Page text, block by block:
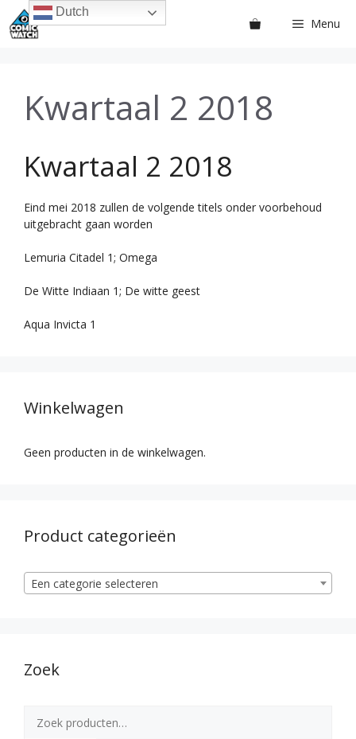
naar
de
Menu
Kwartaal 2 2018
Kwartaal 2 2018
Eind mei 2018 zullen de volgende titels onder voorbehoud
uitgebracht gaan worden
Lemuria Citadel 1; Omega
De Witte Indiaan 1; De witte geest
Aqua Invicta 1
Winkelwagen
Geen producten in de winkelwagen.
Product categorieën
Een categorie selecteren
Zoek
naar:
Dutch